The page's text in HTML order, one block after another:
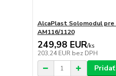
AlcaPlast Solomodul pre
AM116/1120
249,98 EUR/ks
203,24 EUR bez DPH